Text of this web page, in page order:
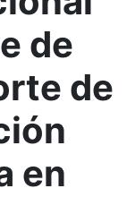
de
de
en